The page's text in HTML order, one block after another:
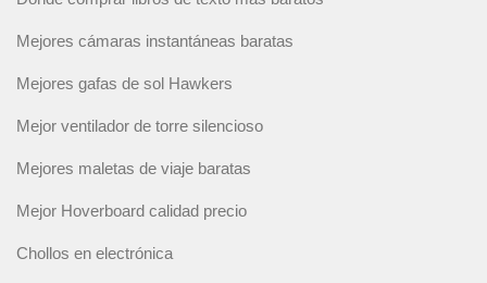
Mejores cámaras instantáneas baratas
Mejores gafas de sol Hawkers
Mejor ventilador de torre silencioso
Mejores maletas de viaje baratas
Mejor Hoverboard calidad precio
Chollos en electrónica